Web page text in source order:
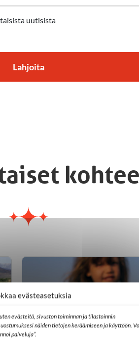
evästeasetuksia
evästeitä, sivuston toiminnan ja tilastoinnin
näiden tietojen keräämiseen ja käyttöön.
palveluja”.
uutisista
Lahjoita